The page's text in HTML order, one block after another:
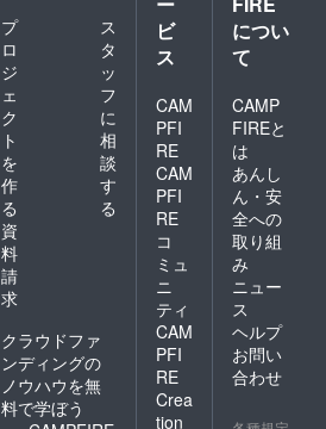
プ
ロ
ジ
ェ
ク
ト
を
作
る
ス
タ
ッ
フ
に
相
談
す
る
資
料
請
求
クラウドファ
ンディングの
ノウハウを無
料で学ぼう
ビ
ス
CAM
PFI
RE
CAM
PFI
RE
コ
ミュ
ニ
ティ
CAM
PFI
RE
Crea
tion
につい
て
CAMP
FIREと
は
あんし
ん・安
全への
取り組
み
ニュー
ス
ヘルプ
お問い
合わせ